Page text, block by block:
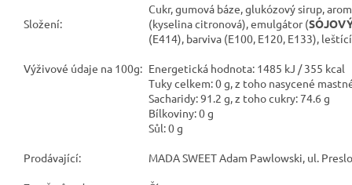
Složení:
Cukr, gumová báze, glukózový sirup,
(kyselina citronová), emulgátor (
(E414), barviva (E100, E120, E133),
Výživové údaje na 100g: Energetická hodnota: 1485 kJ / 355 kcal
Tuky celkem: 0 g, z toho nasycené
Sacharidy: 91.2 g, z toho cukry: 74.6 g
Bílkoviny: 0 g
Sůl: 0 g
Prodávající: MADA SWEET Adam Pawlowski, ul.